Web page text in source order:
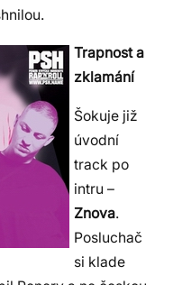
Trapnost a
zklamání
Šokuje již
úvodní
track po
intru –
Znova.
Posluchač
si klade